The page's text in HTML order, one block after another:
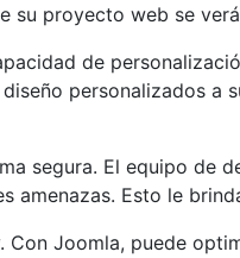
su proyecto web se
de
personalizados
segura. El equipo de
amenazas. Esto le
Con Joomla, puede